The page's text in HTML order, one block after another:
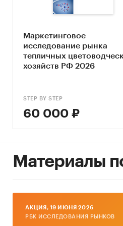
вложить инвестиции в
Исследование проведено
Объем отчета – 108 стр.
Язык отчета – русский.
Категории: Сельское
Маркетинговое
исследование рынка
тепличных
хозяйств РФ 2026
STEP BY STEP
60 000 ₽
Материалы
AКЦИЯ, 19 ИЮНЯ 2026
РБК ИССЛЕДОВАНИЯ РЫНКОВ